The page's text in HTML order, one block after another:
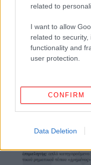
related to
I want to allow
related to
functionality and
user protection.
CONFIRM
Data Deletion